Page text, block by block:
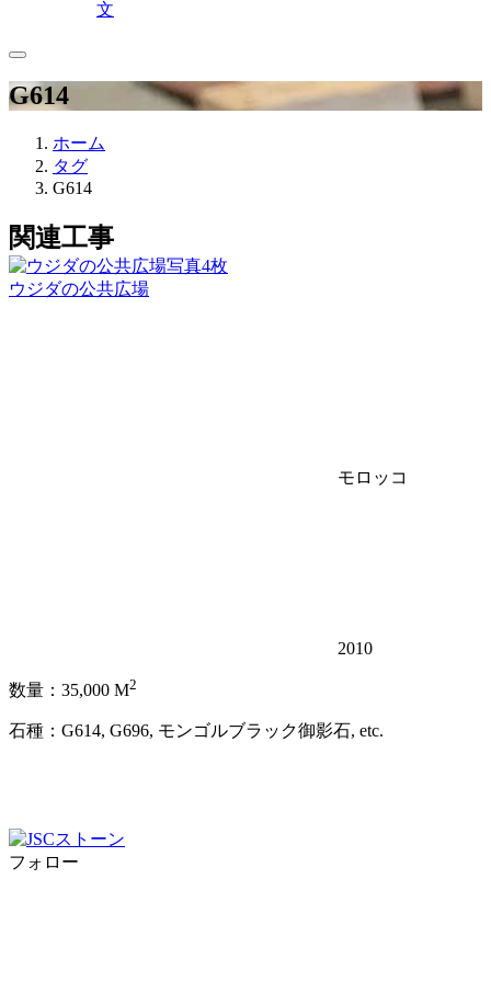
文
G614
ホーム
タグ
G614
関連工事
写真4枚
ウジダの公共広場
モロッコ
2010
数量：35,000 M2
石種：G614, G696, モンゴルブラック御影石, etc.
フォロー